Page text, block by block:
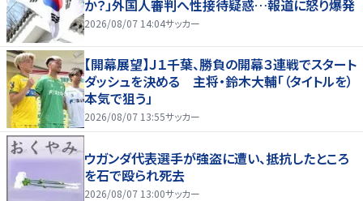
か？」外国人審判へ性接待疑惑…報道に怒り爆発
2026/08/07 14:04サッカー
【開幕展望】Ｊ１千葉、勝負の開幕３連戦でスタート
ダッシュを決める 主将・鈴木大輔「（タイトルを）
本気で狙う」
2026/08/07 13:55サッカー
ウガンダ代表選手が強盗に遭い、抵抗したところ
を石で殴られ死去
2026/08/07 13:00サッカー